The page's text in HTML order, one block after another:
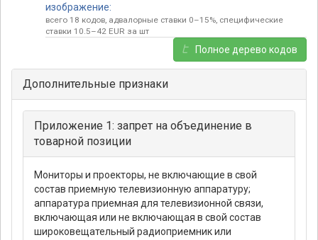
изображение:
всего 18 кодов, адвалорные ставки 0–15%, специфические
ставки 10.5–42 EUR за шт
Полное дерево кодов
Дополнительные признаки
Приложение 1: запрет на объединение в
товарной позиции
Мониторы и проекторы, не включающие в свой
состав приемную телевизионную аппаратуру;
аппаратура приемная для телевизионной связи,
включающая или не включающая в свой состав
широковещательный радиоприемник или